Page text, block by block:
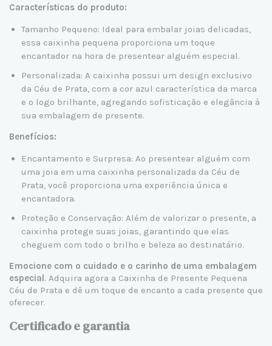
Características do produto:
Tamanho Pequeno: Ideal para embalar joias delicadas,
essa caixinha pequena proporciona um toque
encantador na hora de presentear alguém especial.
Personalizada: A caixinha possui um design exclusivo
da Céu de Prata, com a cor azul característica da marca
e o logo brilhante, agregando sofisticação e elegância à
sua embalagem de presente.
Benefícios:
Encantamento e Surpresa: Ao presentear alguém com
uma joia em uma caixinha personalizada da Céu de
Prata, você proporciona uma experiência única e
encantadora.
Proteção e Conservação: Além de valorizar o presente, a
caixinha protege suas joias, garantindo que elas
cheguem com todo o brilho e beleza ao destinatário.
Emocione com o cuidado e o carinho de uma embalagem
especial. Adquira agora a Caixinha de Presente Pequena
Céu de Prata e dê um toque de encanto a cada presente que
oferecer.
Certificado e garantia